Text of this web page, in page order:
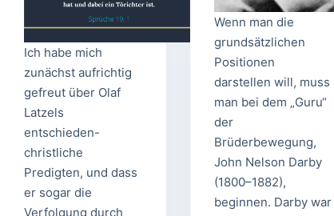
Ich habe mich
zunächst aufrichtig
gefreut über Olaf
Latzels
entschieden-
christliche
Predigten, und dass
er sogar die
Verfolgung durch
Wenn man die
grundsätzlichen
Positionen
darstellen will, muss
man bei dem „Guru“
der
Brüderbewegung,
John Nelson Darby
(1800–1882),
beginnen. Darby war